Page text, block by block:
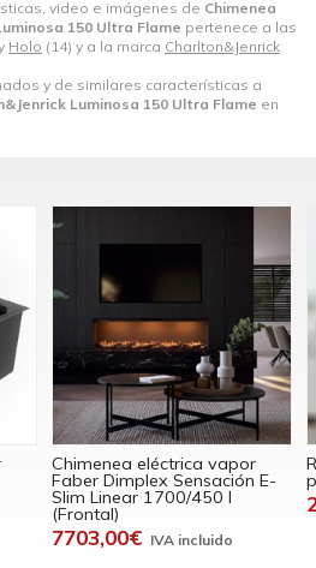
video e imágenes de Chimenea
150 Ultra Flame pertenece a las
Holo (14) y a la marca Charlton&Jenrick
y de similares características a
Luminosa 150 Ultra Flame en
Chimenea eléctrica vapor
Faber Dimplex Sensación E-
Slim Linear 1700/450 I
(Frontal)
7703,00€